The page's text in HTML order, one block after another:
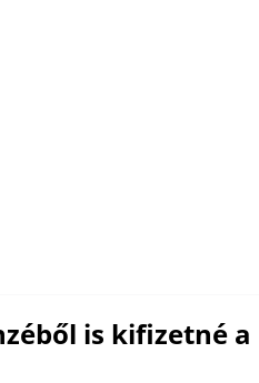
is kifizetné a